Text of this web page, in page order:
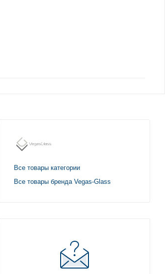
Все товары категории
Все товары бренда Vegas-Glass